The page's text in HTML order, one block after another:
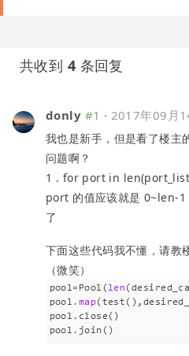
共收到 4 条回复
donly #1 · 2017年09月
我也是新手，但是看了楼主
问题啊？
1 . for port in
port 的值应该就是 0~len-
了
下面这些代码我不懂，请教
（微笑）